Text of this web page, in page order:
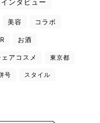
インタビュー
美容 コラボ
お酒
ェアコスメ 東京都
号 スタイル